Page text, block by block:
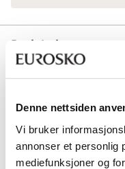
Denne nettsiden
Vi bruker
annonser et personlig
mediefunksjoner og
Beskrivelse
pyntede looks.Et allsidig
stil og kvalitet. Størrelsen
Art. nr93543402